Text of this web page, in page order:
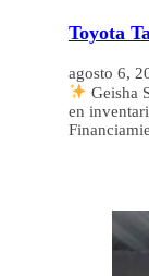
Toyota
agosto 6,
Geisha
en